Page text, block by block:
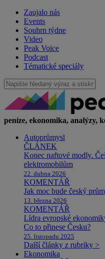
Zaujalo nás
Events
Souhrn týdne
Video
Peak Voice
Podcast
Tématické speciály
peníze, ekonomika, analýzy,
Autoprůmysl
ČLÁNEK
Konec naftové modly.
elektromobilům
22. dubna 2026
KOMENTÁŘ
Jak moc bude český
13. března 2026
KOMENTÁŘ
Lídra evropské
Co to přinese Česku?
25. listopadu 2025
Další články z rubriky >
Ekonomika